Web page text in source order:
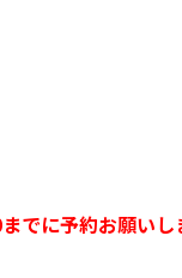
でに予約お願いし